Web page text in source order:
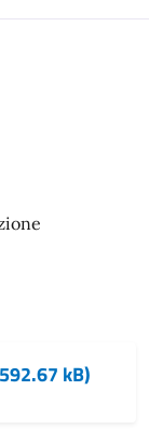
kB)